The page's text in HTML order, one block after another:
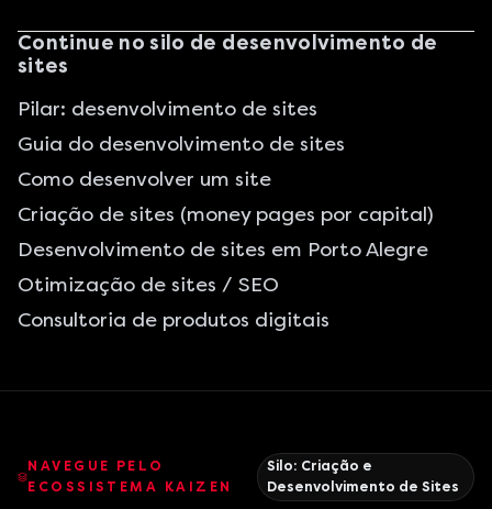
Continue no silo de desenvolvimento de
sites
Pilar: desenvolvimento de sites
Guia do desenvolvimento de sites
Como desenvolver um site
Criação de sites (money pages por capital)
Desenvolvimento de sites em Porto Alegre
Otimização de sites / SEO
Consultoria de produtos digitais
NAVEGUE PELO
ECOSSISTEMA KAIZEN
Silo: Criação e
Desenvolvimento de Sites